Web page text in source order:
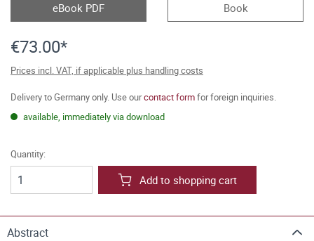
eBook PDF Book
€73.00*
Prices incl. VAT, if applicable plus handling costs
Delivery to Germany only. Use ourcontact formfor foreign inquiries.
available, immediately via download
Quantity:
Add to shopping cart
Abstract